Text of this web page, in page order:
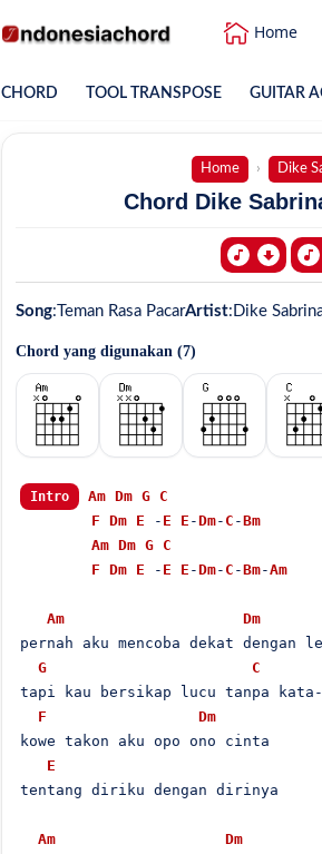
Home
CHORD TOOL TRANSPOSE GUITAR
Home Dike
Chord Dike
Song: Teman Rasa PacarArtist: Dike
Chord yang digunakan (7)
Intro Am Dm G C
F Dm E - E E -Dm- C -Bm
Am Dm G C
F Dm E - E E -Dm- C -Bm-Am
Am
Dm
pernah aku mencoba dekat dengan
G
C
tapi kau bersikap lucu tanpa
F
Dm
kowe takon aku opo ono cinta
E
tentang diriku dengan dirinya
Am
Dm